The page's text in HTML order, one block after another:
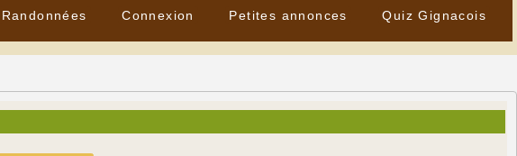
Randonnées Connexion Petites annonces Quiz Gignacois